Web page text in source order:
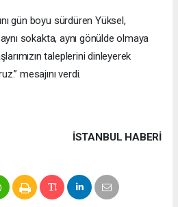
gün boyu sürdüren Yüksel,
sokakta, aynı gönülde olmaya
taleplerini dinleyerek
mesajını verdi.
İSTANBUL HABERİ